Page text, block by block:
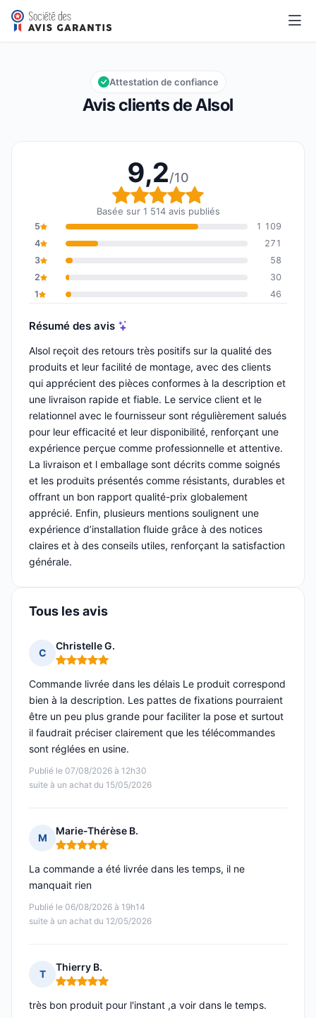
Alsol
Note globale : 9,2 sur 10
9,2/10
Avis clients de Alsol
Attestation de confiance
9,2/10
Note globale : 9,2 sur
Basée sur 1 514 avis publiés
5
1 109
4
271
3
58
2
30
1
46
Résumé des avis
Alsol reçoit des retours très positifs sur la qualité des
produits et leur facilité de montage, avec des clients
qui apprécient des pièces conformes à la description et
une livraison rapide et fiable. Le service client et le
relationnel avec le fournisseur sont régulièrement salués
pour leur efficacité et leur disponibilité, renforçant une
expérience perçue comme professionnelle et attentive.
La livraison et l emballage sont décrits comme soignés
et les produits présentés comme résistants, durables et
offrant un bon rapport qualité-prix globalement
apprécié. Enfin, plusieurs mentions soulignent une
expérience d’installation fluide grâce à des notices
claires et à des conseils utiles, renforçant la satisfaction
générale.
Tous les avis
C
Christelle G.
Note : 5 sur 5
Publié le 07/08/2026 à 12h30
suite à un achat du 15/05/2026
Commande livrée dans les délais Le produit correspond
bien à la description. Les pattes de fixations pourraient
être un peu plus grande pour faciliter la pose et surtout
il faudrait préciser clairement que les télécommandes
sont réglées en usine.
M
Marie-Thérèse B.
Note : 5 sur 5
Publié le 06/08/2026 à 19h14
suite à un achat du 12/05/2026
La commande a été livrée dans les temps, il ne
manquait rien
T
Thierry B.
Note : 5 sur 5
très bon produit pour l'instant ,a voir dans le temps.